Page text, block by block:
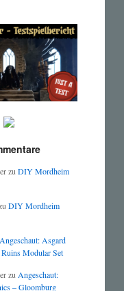
zuDIY Mordheim
DIY Mordheim
Angeschaut: Asgard
Modular Set
zuAngeschaut:
– Gloomburg